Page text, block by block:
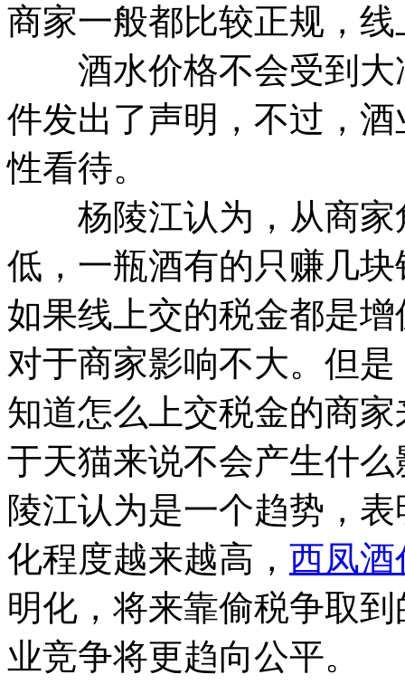
商家一般都比较正规，
酒水价格不会受到大
件发出了声明，不过，
性看待。
杨陵江认为，从商家
低，一瓶酒有的只赚几
如果线上交的税金都是
对于商家影响不大。但
知道怎么上交税金的商
于天猫来说不会产生什
陵江认为是一个趋势，
化程度越来越高， 西凤酒
明化，将来靠偷税争取
业竞争将更趋向公平。